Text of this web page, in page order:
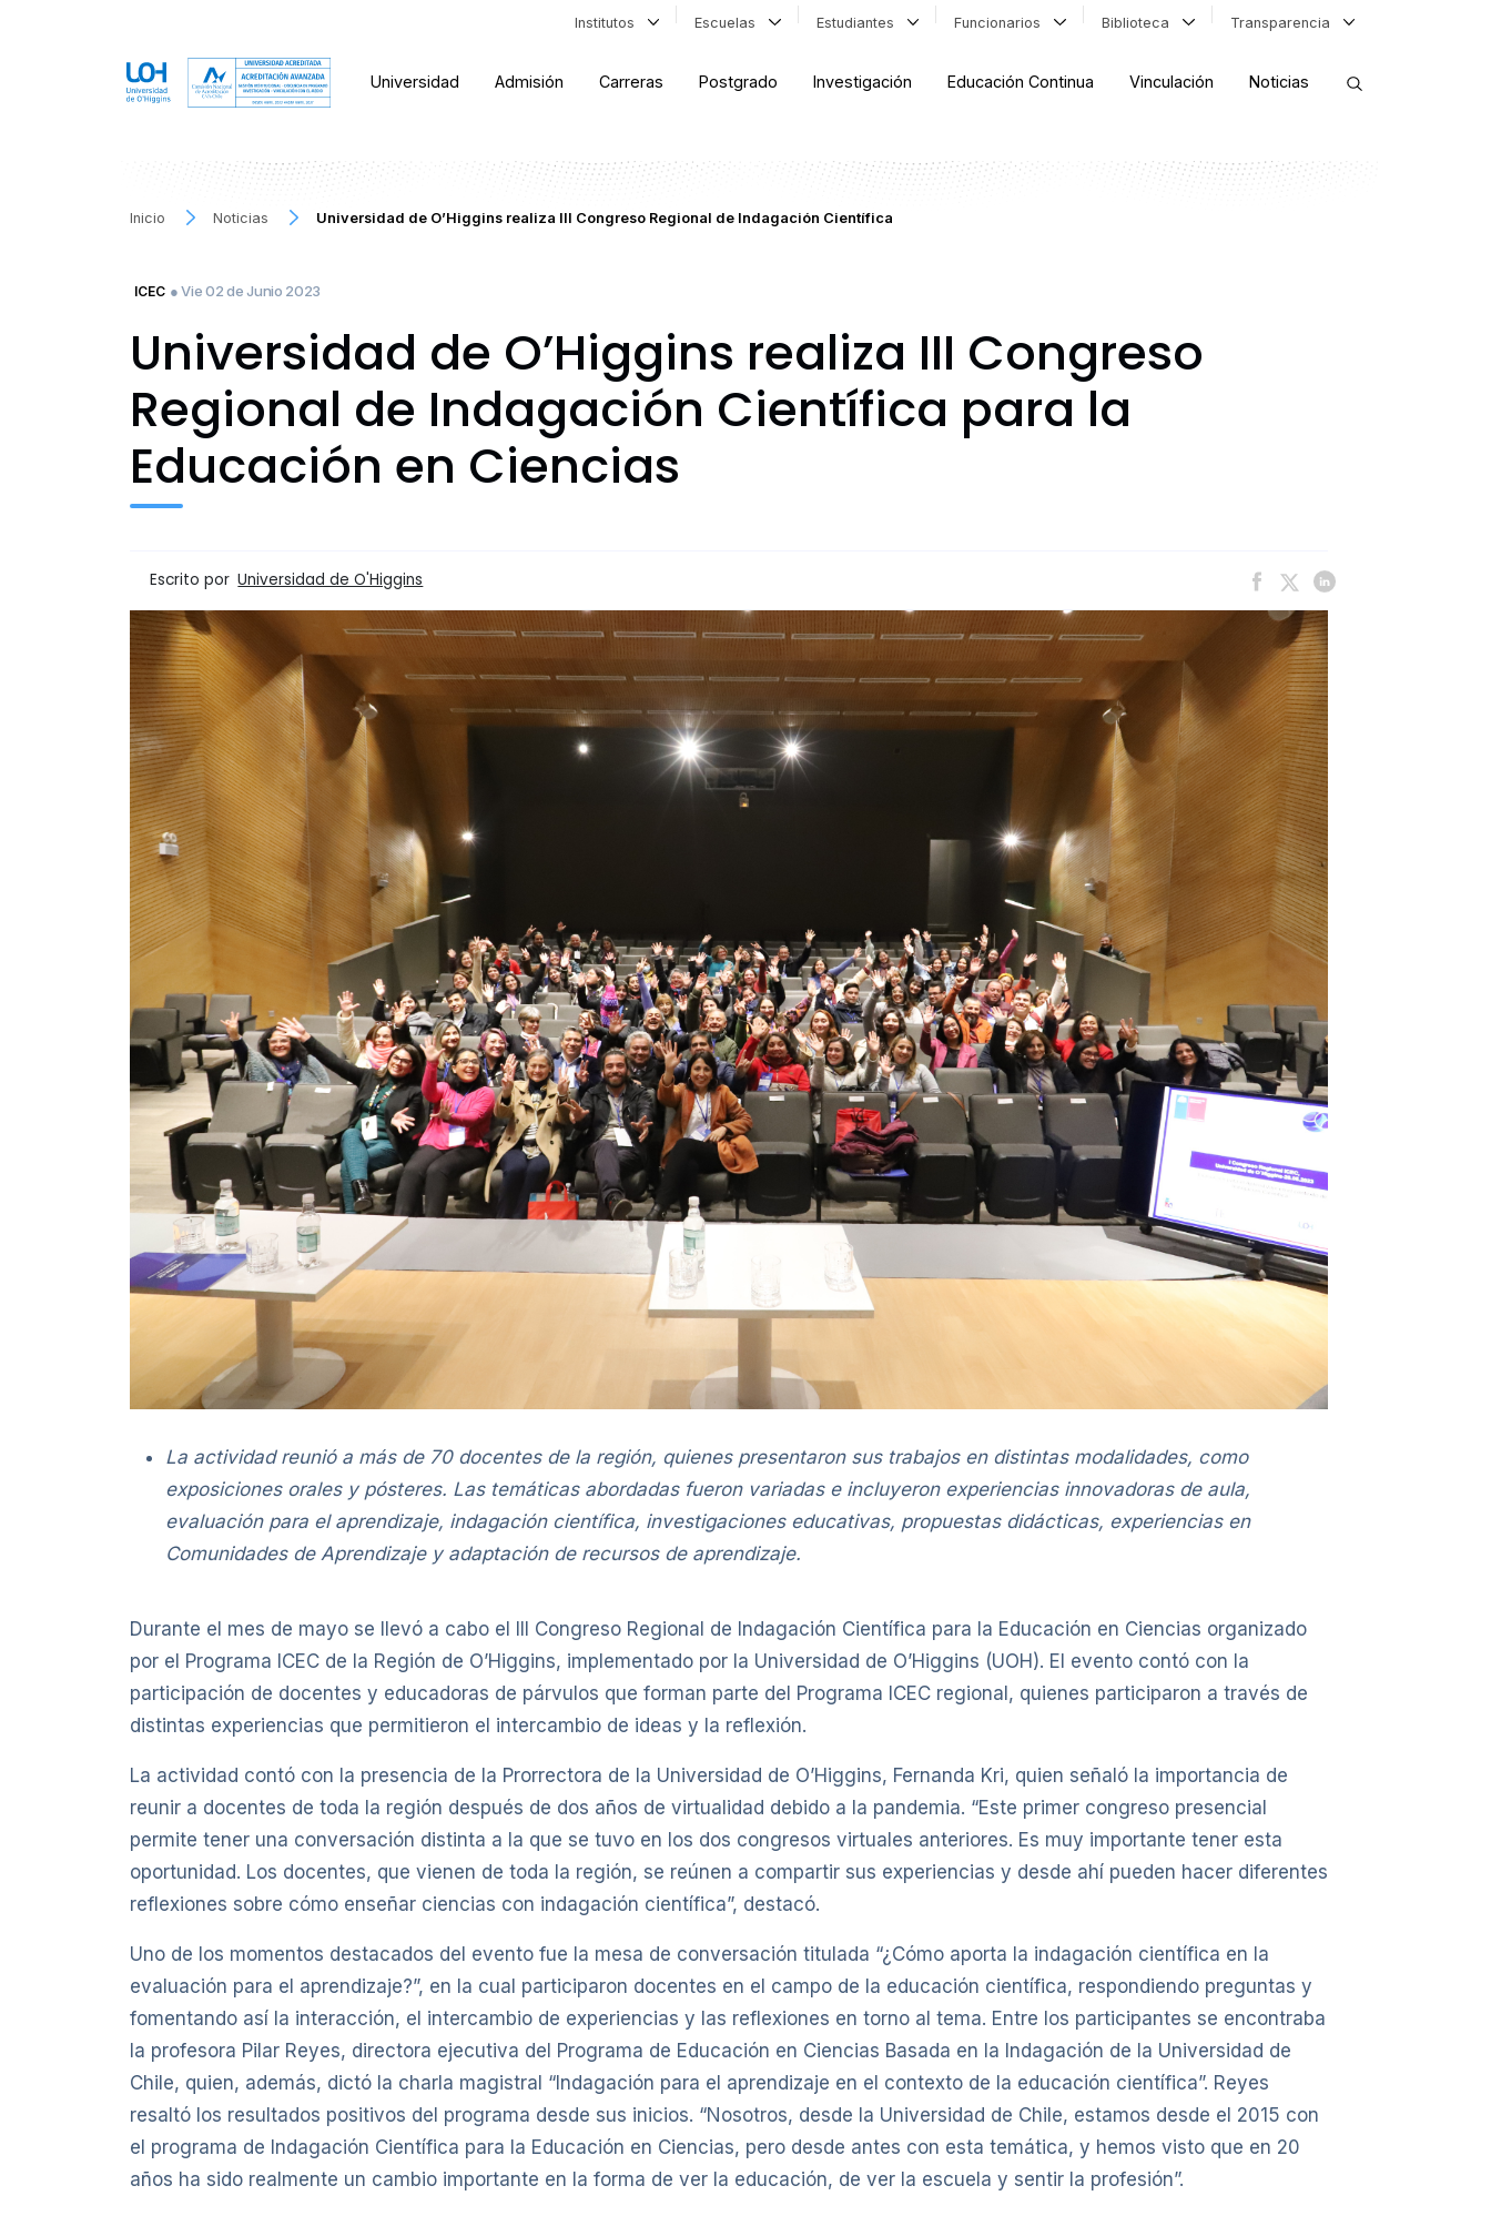
Institutos Escuelas Estudiantes Funcionarios Biblioteca Transparencia
Universidad Admisión Carreras Postgrado Investigación Educación Continua Vinculación Noticias
Inicio Noticias Universidad de O’Higgins realiza III Congreso Regional de Indagación Científica
ICEC ● Vie 02 de Junio 2023
Universidad de O’Higgins realiza III Congreso
Regional de Indagación Científica para la
Educación en Ciencias
Escrito por Universidad de O'Higgins
La actividad reunió a más de 70 docentes de la región, quienes presentaron sus trabajos en distintas modalidades, como
exposiciones orales y pósteres. Las temáticas abordadas fueron variadas e incluyeron experiencias innovadoras de aula,
evaluación para el aprendizaje, indagación científica, investigaciones educativas, propuestas didácticas, experiencias en
Comunidades de Aprendizaje y adaptación de recursos de aprendizaje.
Durante el mes de mayo se llevó a cabo el III Congreso Regional de Indagación Científica para la Educación en Ciencias organizado
por el Programa ICEC de la Región de O’Higgins, implementado por la Universidad de O’Higgins (UOH). El evento contó con la
participación de docentes y educadoras de párvulos que forman parte del Programa ICEC regional, quienes participaron a través de
distintas experiencias que permitieron el intercambio de ideas y la reflexión.
La actividad contó con la presencia de la Prorrectora de la Universidad de O’Higgins, Fernanda Kri, quien señaló la importancia de
reunir a docentes de toda la región después de dos años de virtualidad debido a la pandemia. “Este primer congreso presencial
permite tener una conversación distinta a la que se tuvo en los dos congresos virtuales anteriores. Es muy importante tener esta
oportunidad. Los docentes, que vienen de toda la región, se reúnen a compartir sus experiencias y desde ahí pueden hacer diferentes
reflexiones sobre cómo enseñar ciencias con indagación científica”, destacó.
Uno de los momentos destacados del evento fue la mesa de conversación titulada “¿Cómo aporta la indagación científica en la
evaluación para el aprendizaje?”, en la cual participaron docentes en el campo de la educación científica, respondiendo preguntas y
fomentando así la interacción, el intercambio de experiencias y las reflexiones en torno al tema. Entre los participantes se encontraba
la profesora Pilar Reyes, directora ejecutiva del Programa de Educación en Ciencias Basada en la Indagación de la Universidad de
Chile, quien, además, dictó la charla magistral “Indagación para el aprendizaje en el contexto de la educación científica”. Reyes
resaltó los resultados positivos del programa desde sus inicios. “Nosotros, desde la Universidad de Chile, estamos desde el 2015 con
el programa de Indagación Científica para la Educación en Ciencias, pero desde antes con esta temática, y hemos visto que en 20
años ha sido realmente un cambio importante en la forma de ver la educación, de ver la escuela y sentir la profesión”.